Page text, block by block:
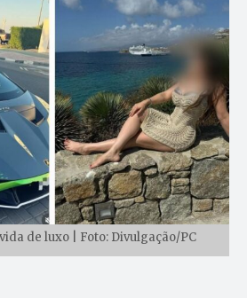
de luxo | Foto: Divulgação/PC